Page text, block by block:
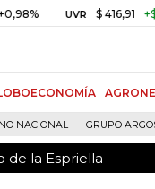
UVR $ 416,91 +$ 0,05
NACIONAL GRUPO
de la Espriella
de la Espriella